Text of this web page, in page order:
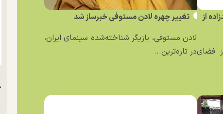
از
فضای
تغییر چهره لادن مستوفی خبرساز شد
لادن مستوفی، بازیگر شناخته‌شده سینمای ایران،
در تازه‌ترین...